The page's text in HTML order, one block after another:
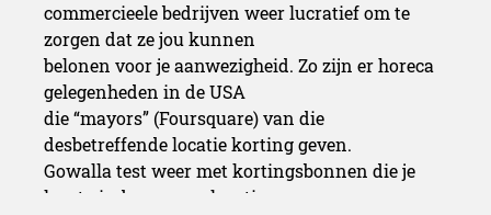
commercieele bedrijven weer lucratief om te
zorgen dat ze jou kunnen
belonen voor je aanwezigheid. Zo zijn er horeca
gelegenheden in de USA
die “mayors” (Foursquare) van die
desbetreffende locatie korting geven.
Gowalla test weer met kortingsbonnen die je
kunt vinden op een locatie